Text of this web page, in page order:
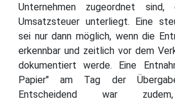
Unternehmen zugeordnet sind,
Umsatzsteuer unterliegt. Eine
sei nur dann möglich, wenn die
erkennbar und zeitlich vor dem
dokumentiert werde. Eine
Papier" am Tag der
Entscheidend war